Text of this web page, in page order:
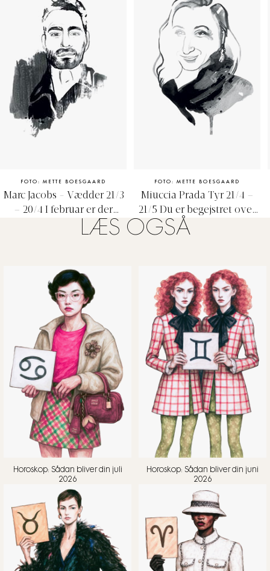
FOTO: METTE BOESGAARD
Marc Jacobs - Vædder 21/3
– 20/4
stadig en elektrisk energi
din underbevidsthed spiller
dig et puds. Du ved
egentlig godt, hvad du
gerne vil eller ikke vil,
men lige nu er det bare
ikke muligt for dig. Få til
gengæld kigget alle dine
gamle papirer igennem –
forvent overraskelser.
FOTO: METTE BOESGAARD
Miuccia Prada Tyr 21/4 –
21/5
alt det dejlige, som sker
overdriver. Du har det med
at sætte din elskede på en
piedestal – husk at højne
din egen værdi! Du har
superἀne betingelser for at
komme videre; så se nye
veje, og vær ikke bange for
at prøve noget nyt. Det er
nu, du er motiveret.
LÆS OGSÅ
Horoskop: Sådan bliver din juli
2026
Horoskop: Sådan bliver din juni
2026